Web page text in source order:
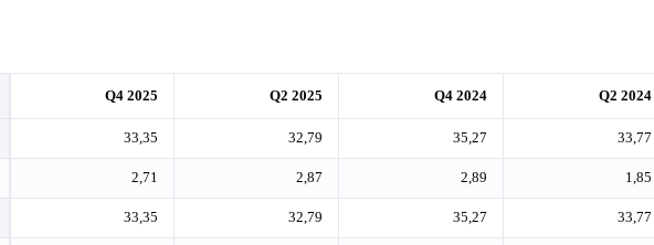
Q4 2025 Q2 2025 Q4 2024 Q2 2024
33,35 32,79 35,27 33,77
2,71 2,87 2,89 1,85
33,35 32,79 35,27 33,77